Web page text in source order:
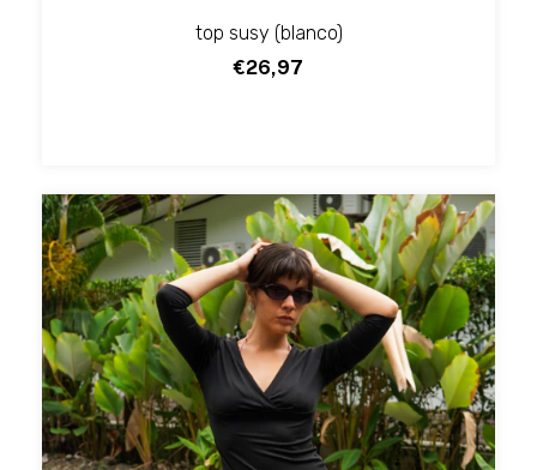
top susy (blanco)
€26,97